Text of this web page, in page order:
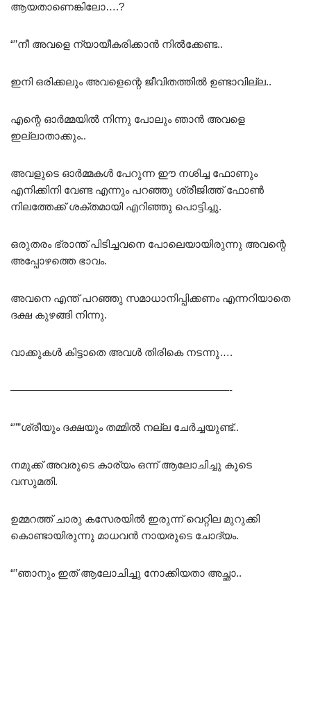
ആയതാണെങ്കിലോ….?
“”നീ അവളെ ന്യായീകരിക്കാൻ നിൽക്കേണ്ട..
ഇനി ഒരിക്കലും അവളെന്റെ ജീവിതത്തിൽ ഉണ്ടാവില്ല..
എന്റെ ഓർമ്മയിൽ നിന്നു പോലും ഞാൻ അവളെ
ഇല്ലാതാക്കും..
അവളുടെ ഓർമ്മകൾ പേറുന്ന ഈ നശിച്ച ഫോണും
എനിക്കിനി വേണ്ട എന്നും പറഞ്ഞു ശ്രീജിത്ത്‌ ഫോൺ
നിലത്തേക്ക് ശക്തമായി എറിഞ്ഞു പൊട്ടിച്ചു.
ഒരുതരം ഭ്രാന്ത് പിടിച്ചവനെ പോലെയായിരുന്നു അവന്റെ
അപ്പോഴത്തെ ഭാവം.
അവനെ എന്ത് പറഞ്ഞു സമാധാനിപ്പിക്കണം എന്നറിയാതെ
ദക്ഷ കുഴങ്ങി നിന്നു.
വാക്കുകൾ കിട്ടാതെ അവൾ തിരികെ നടന്നു….
—————————————————————-
“””ശ്രീയും ദക്ഷയും തമ്മിൽ നല്ല ചേർച്ചയുണ്ട്..
നമുക്ക് അവരുടെ കാര്യം ഒന്ന് ആലോചിച്ചു കൂടെ
വസുമതി.
ഉമ്മറത്ത് ചാരു കസേരയിൽ ഇരുന്ന് വെറ്റില മുറുക്കി
കൊണ്ടായിരുന്നു മാധവൻ നായരുടെ ചോദ്യം.
“”ഞാനും ഇത് ആലോചിച്ചു നോക്കിയതാ അച്ഛാ..